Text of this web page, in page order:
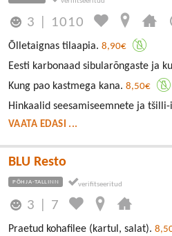
3 1010
Õlletaignas tilaapia. 8,90€
Eesti karbonaad sibularõngaste ja
Kung pao kastmega kana. 8,50€
Hinkaalid seesamiseemnete ja
VAATA EDASI ...
BLU Resto
PÕHJA-TALLINN
3 7
Praetud kohafilee (kartul, salat).